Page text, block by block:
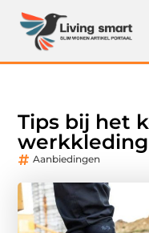
Tips bij het
werkkleding
Aanbiedingen